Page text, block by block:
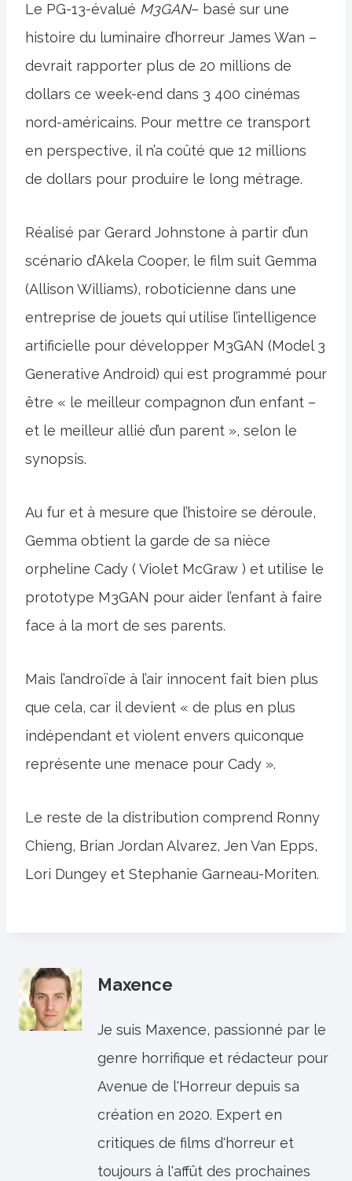
Le PG-13-évalué M3GAN– basé sur une
histoire du luminaire d’horreur James Wan –
devrait rapporter plus de 20 millions de
dollars ce week-end dans 3 400 cinémas
nord-américains. Pour mettre ce transport
en perspective, il n’a coûté que 12 millions
de dollars pour produire le long métrage.
Réalisé par Gerard Johnstone à partir d’un
scénario d’Akela Cooper, le film suit Gemma
(Allison Williams), roboticienne dans une
entreprise de jouets qui utilise l’intelligence
artificielle pour développer M3GAN (Model 3
Generative Android) qui est programmé pour
être « le meilleur compagnon d’un enfant –
et le meilleur allié d’un parent », selon le
synopsis.
Au fur et à mesure que l’histoire se déroule,
Gemma obtient la garde de sa nièce
orpheline Cady ( Violet McGraw ) et utilise le
prototype M3GAN pour aider l’enfant à faire
face à la mort de ses parents.
Mais l’androïde à l’air innocent fait bien plus
que cela, car il devient « de plus en plus
indépendant et violent envers quiconque
représente une menace pour Cady ».
Le reste de la distribution comprend Ronny
Chieng, Brian Jordan Alvarez, Jen Van Epps,
Lori Dungey et Stephanie Garneau-Moriten.
Maxence
Je suis Maxence, passionné par le
genre horrifique et rédacteur pour
Avenue de l'Horreur depuis sa
création en 2020. Expert en
critiques de films d'horreur et
toujours à l'affût des prochaines